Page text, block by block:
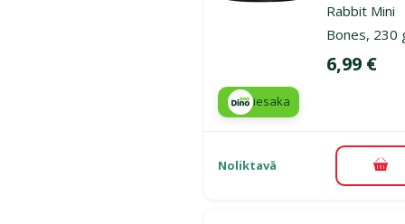
Rabbit Mini
Bones, 230
Cena
6,99 €
iesaka
Noliktavā